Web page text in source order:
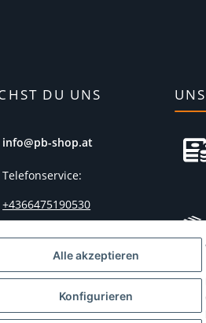
Alle akzeptieren
Konfigurieren
DU UNS
info@pb-shop.at
Telefonservice:
+4366475190530
15:00 Uhr)